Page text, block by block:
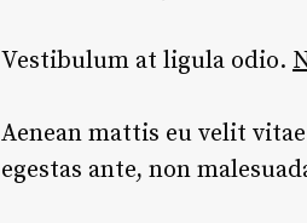
Vestibulum at ligula odio.
Aenean mattis eu velit
egestas ante, non